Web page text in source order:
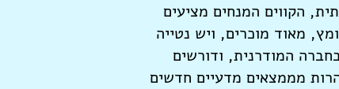
הקווים המנחים מציעים
מאוד מוכרים, ויש נטייה
המודרנית, ודורשים
מממצאים מדעיים חדשים